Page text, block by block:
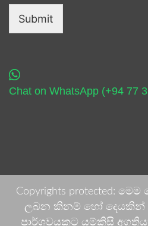
Submit
Chat on WhatsApp (+94 77
Copyrights protected:
ලබන කිනම් හෝ දෙයකින්
පාර්ශවයකට යම්කිසි